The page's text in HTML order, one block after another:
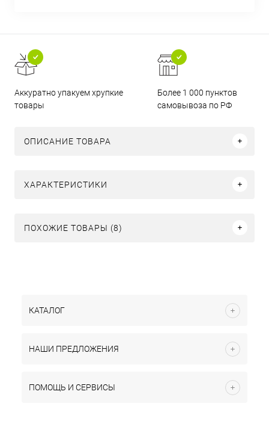
Аккуратно упакуем хрупкие
товары
Более 1 000 пунктов
самовывоза по РФ
ОПИСАНИЕ ТОВАРА
ХАРАКТЕРИСТИКИ
ПОХОЖИЕ ТОВАРЫ (8)
КАТАЛОГ
НАШИ ПРЕДЛОЖЕНИЯ
ПОМОЩЬ И СЕРВИСЫ